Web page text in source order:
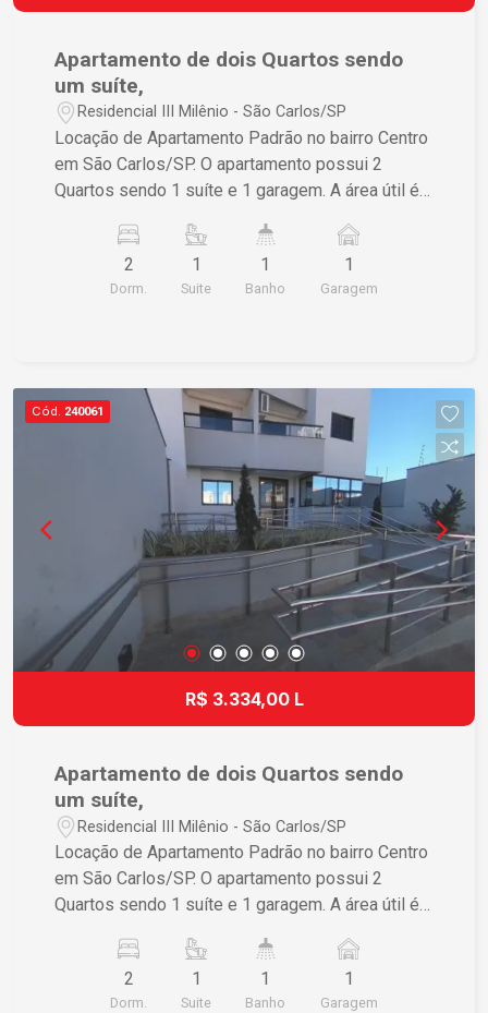
Apartamento de dois Quartos sendo
um suíte,
Residencial III Milênio - São Carlos/SP
Locação de Apartamento Padrão no bairro Centro
em São Carlos/SP. O apartamento possui 2
Quartos sendo 1 suíte e 1 garagem. A área útil é
Se estiver interessado, entre em contato para
mais informações.
2
Dorm.
1
Suite
1
Banho
1
Garagem
Cód. 240061
R$ 3.334,00 L
Apartamento de dois Quartos sendo
um suíte,
Residencial III Milênio - São Carlos/SP
Locação de Apartamento Padrão no bairro Centro
em São Carlos/SP. O apartamento possui 2
Quartos sendo 1 suíte e 1 garagem. A área útil é
Se estiver interessado, entre em contato para
mais informações.
2
Dorm.
1
Suite
1
Banho
1
Garagem